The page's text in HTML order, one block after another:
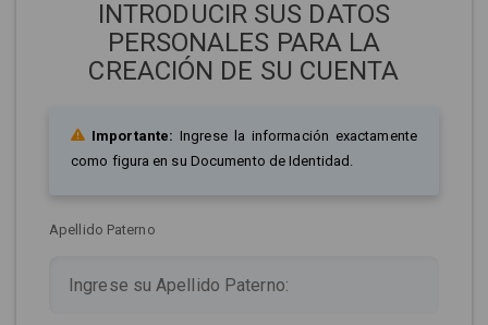
INTRODUCIR SUS DATOS
PERSONALES PARA LA
CREACIÓN DE SU CUENTA
Importante: Ingrese la información exactamente
como figura en su Documento de Identidad.
Apellido Paterno